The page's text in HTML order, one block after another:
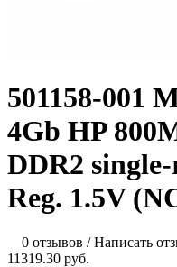
501158-001
4Gb HP
DDR2
Reg. 1.5V
0 отзывов /Написать
11319.30 руб.